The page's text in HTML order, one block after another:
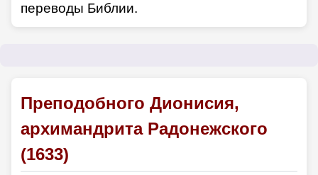
переводы Библии.
Преподобного Дионисия,
архимандрита Радонежского
(1633)